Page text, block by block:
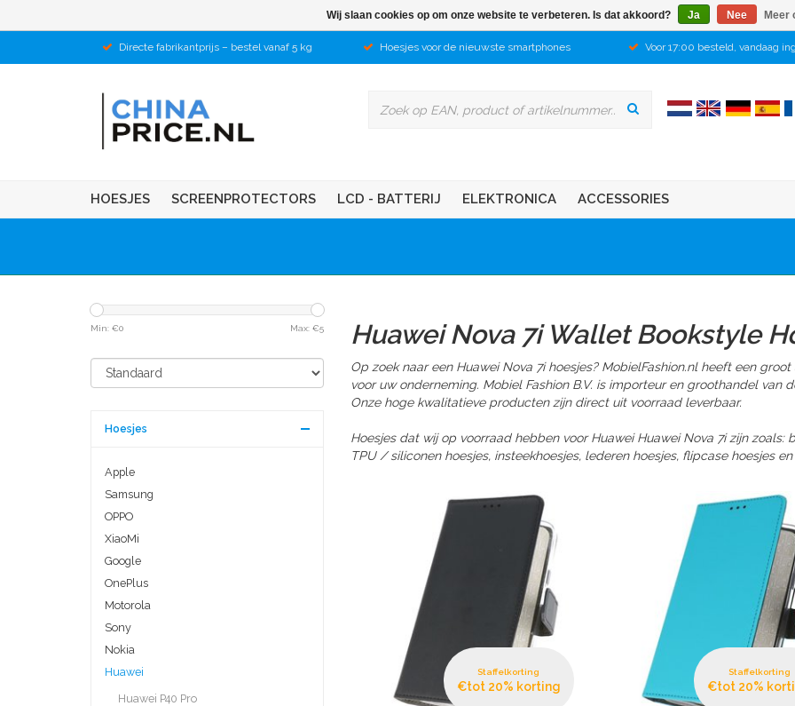
Directe fabrikantprijs – bestel vanaf 5 kg Hoesjes voor de nieuwste smartphones Voor 17:00 besteld, vandaag
HOESJES SCREENPROTECTORS LCD - BATTERIJ ELEKTRONICA ACCESSORIES
Min: €0 Max: €5
Hoesjes
Apple
Samsung
OPPO
XiaoMi
Google
OnePlus
Motorola
Sony
Nokia
Huawei
Huawei P40 Pro
Huawei Nova 7i Wallet Bookstyle
Op zoek naar een Huawei Nova 7i hoesjes? MobielFashion.nl heeft een
voor uw onderneming. Mobiel Fashion B.V. is importeur en groothandel van
Onze hoge kwalitatieve producten zijn direct uit voorraad leverbaar.
Hoesjes dat wij op voorraad hebben voor Huawei Huawei Nova 7i zijn
TPU / siliconen hoesjes, insteekhoesjes, lederen hoesjes, flipcase hoesjes
Staffelkorting
€tot 20% korting
Staffelkorting
€tot 20%
Wij slaan cookies op om onze website te verbeteren. Is dat akkoord? Ja Nee Meer